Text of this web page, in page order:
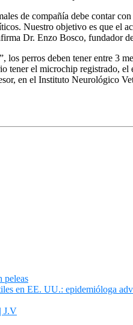
de compañía debe contar
Nuestro objetivo es que el
Dr. Enzo Bosco,
los perros deben tener entre 3
tener el microchip registrado,
en el Instituto Neurológico
peleas
en EE. UU.: epidemióloga
J.V